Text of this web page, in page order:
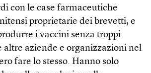
con le case farmaceutiche
proprietarie dei brevetti, e
i vaccini senza troppi
altre aziende e organizzazioni nel
fare lo stesso. Hanno solo